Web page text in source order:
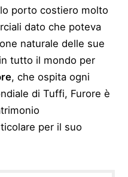
porto costiero molto
dato che poteva
naturale delle sue
tutto il mondo per
, che ospita ogni
di Tuffi, Furore è
per il suo